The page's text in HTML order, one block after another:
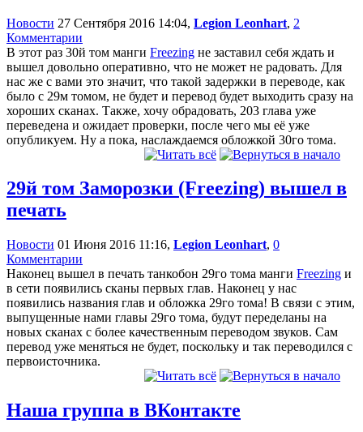
Новости 27 Сентября 2016 14:04, Legion Leonhart, 2
Комментарии
В этот раз 30й том манги Freezing не заставил себя ждать и
вышел довольно оперативно, что не может не радовать. Для
нас же с вами это значит, что такой задержки в переводе, как
было с 29м томом, не будет и перевод будет выходить сразу на
хороших сканах. Также, хочу обрадовать, 203 глава уже
переведена и ожидает проверки, после чего мы её уже
опубликуем. Ну а пока, наслаждаемся обложкой 30го тома.
29й том Заморозки (Freezing) вышел в
печать
Новости 01 Июня 2016 11:16, Legion Leonhart, 0
Комментарии
Наконец вышел в печать танкобон 29го тома манги Freezing и
в сети появились сканы первых глав. Наконец у нас
появились названия глав и обложка 29го тома! В связи с этим,
выпущенные нами главы 29го тома, будут переделаны на
новых сканах с более качественным переводом звуков. Сам
перевод уже меняться не будет, поскольку и так переводился с
первоисточника.
Наша группа в ВКонтакте